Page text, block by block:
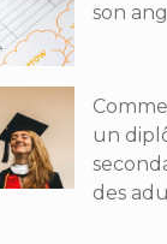
son
un
des